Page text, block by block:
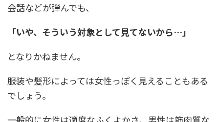
会話などが弾んでも、
「いや、そういう対象として見てないから…」
となりかねません。
服装や髪形によっては女性っぽく見えることもある
でしょう。
一般的に女性は適度なふくよかさ、男性は筋肉質な